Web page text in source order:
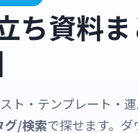
ち資料
ト・テンプレート・
グ/検索で探せます。